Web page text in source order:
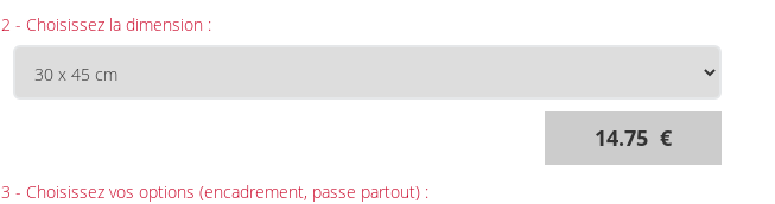
2 - Choisissez la dimension :
14.75 €
3 - Choisissez vos options (encadrement, passe partout) :